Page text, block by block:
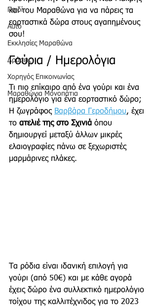
Παιδί
Auto
Εκκλησίες Μαραθώνα
Δράσεις
Χορηγός Επικοινωνίας
Μαραθώνια Μονοπάτια
και του Μαραθώνα για να πάρεις τα
εορταστικά δώρα στους αγαπημένους
σου!
Γούρια / Ημερολόγια
Τι πιο επίκαιρο από ένα γούρι και ένα
ημερολόγιο για ένα εορταστικό δώρο;
Η ζωγράφος Βαρβάρα Γεροδήμου, έχει
το ατελιέ της στο Σχινιά όπου
δημιουργεί μεταξύ άλλων μικρές
ελαιογραφίες πάνω σε ξεχωριστές
μαρμάρινες πλάκες.
Τα ρόδια είναι ιδανική επιλογή για
γούρι (από 50€) και με κάθε αγορά
έχεις δώρο ένα συλλεκτικό ημερολόγιο
τοίχου της καλλιτέχνιδος για το 2023